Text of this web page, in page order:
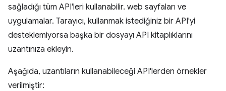
sağladığı tüm API'leri kullanabilir. web sayfaları ve
uygulamalar. Tarayıcı, kullanmak istediğiniz bir API'yi
desteklemiyorsa başka bir dosyayı API kitaplıklarını
uzantınıza ekleyin.
Aşağıda, uzantıların kullanabileceği API'lerden örnekler
verilmiştir: